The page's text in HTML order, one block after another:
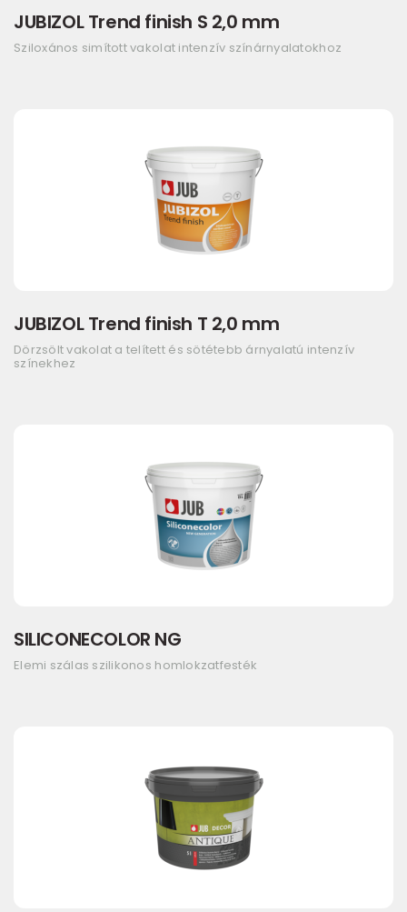
JUBIZOL Trend finish S 2,0 mm
Sziloxános simított vakolat intenzív színárnyalatokhoz
JUBIZOL Trend finish T 2,0 mm
Dörzsölt vakolat a telített és sötétebb árnyalatú intenzív
színekhez
SILICONECOLOR NG
Elemi szálas szilikonos homlokzatfesték